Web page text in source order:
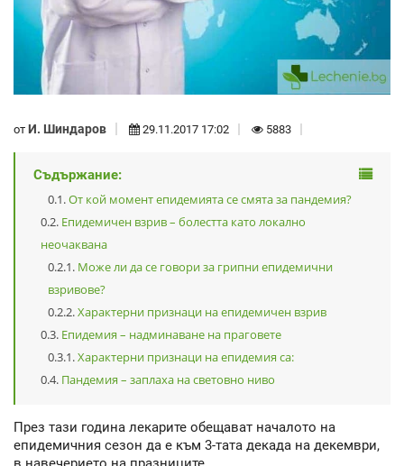
от И. Шиндаров 29.11.2017 17:02 5883
Съдържание:
От кой момент епидемията се смята за пандемия?
Епидемичен взрив – болестта като локално
неочаквана
Може ли да се говори за грипни епидемични
взривове?
Характерни признаци на епидемичен взрив
Епидемия – надминаване на праговете
Характерни признаци на епидемия са:
Пандемия – заплаха на световно ниво
През тази година лекарите обещават началото на
епидемичния сезон да е към 3-тата декада на декември,